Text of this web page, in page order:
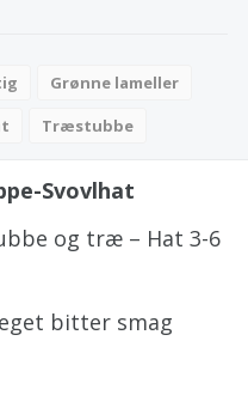
Grønne lameller
Træstubbe
Svovlhat
og træ – Hat 3-6
bitter smag